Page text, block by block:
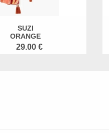
SUZI
ORANGE
29.00 €